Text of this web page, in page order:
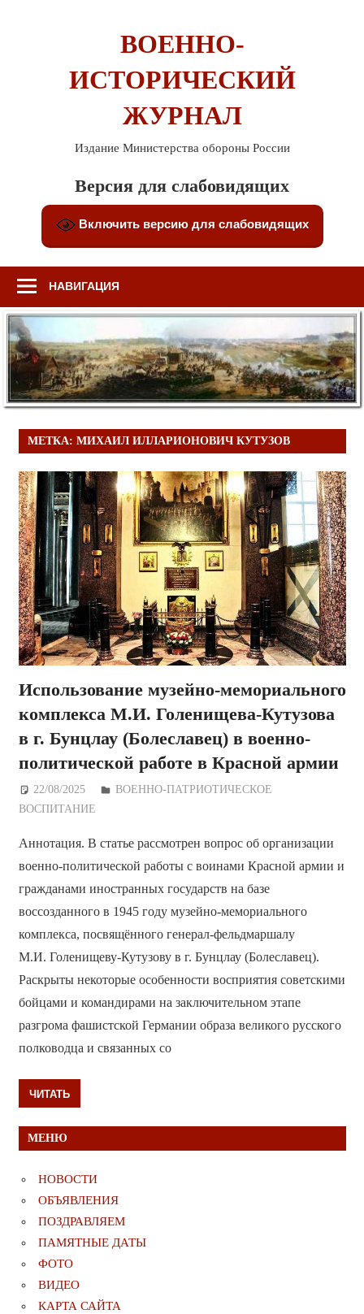
ВОЕННО-
ИСТОРИЧЕСКИЙ
ЖУРНАЛ
Издание Министерства обороны России
Версия для слабовидящих
Включить версию для слабовидящих
НАВИГАЦИЯ
МЕТКА: МИХАИЛ ИЛЛАРИОНОВИЧ КУТУЗОВ
Использование музейно-мемориального
комплекса М.И. Голенищева-Кутузова
в г. Бунцлау (Болеславец) в военно-
политической работе в Красной армии
22/08/2025 Дежурный по Редакции
ВОЕННО-ПАТРИОТИЧЕСКОЕ
ВОСПИТАНИЕ
Аннотация. В статье рассмотрен вопрос об организации
военно-политической работы с воинами Красной армии и
гражданами иностранных государств на базе
воссозданного в 1945 году музейно-мемориального
комплекса, посвящённого генерал-фельдмаршалу
М.И. Голенищеву-Кутузову в г. Бунцлау (Болеславец).
Раскрыты некоторые особенности восприятия советскими
бойцами и командирами на заключительном этапе
разгрома фашистской Германии образа великого русского
полководца и связанных со
ЧИТАТЬ
МЕНЮ
НОВОСТИ
ОБЪЯВЛЕНИЯ
ПОЗДРАВЛЯЕМ
ПАМЯТНЫЕ ДАТЫ
ФОТО
ВИДЕО
КАРТА САЙТА